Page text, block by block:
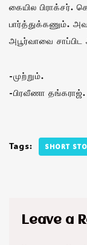
கையில பிராக்சர்.
பார்த்துக்கணும்.
அபூர்வாவை
-முற்றும்.
-பிரவீணா தங்கராஜ்.
Tags: SHORT
Leave a